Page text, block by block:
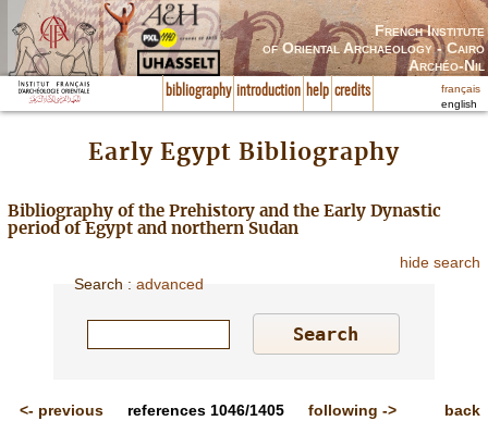
French Institute
of Oriental Archaeology - Cairo
Archéo-Nil
bibliography introduction help credits
français
english
Early Egypt Bibliography
Bibliography of the Prehistory and the Early Dynastic
period of Egypt and northern Sudan
hide search
Search :advanced
<- previous references1046/1405 following ->
back